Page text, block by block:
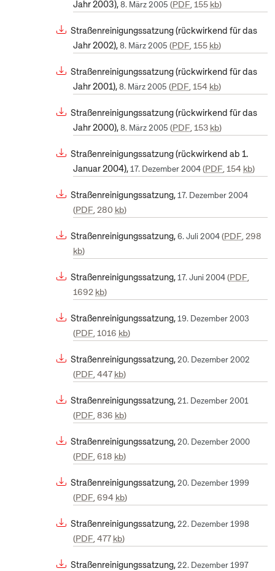
Jahr 2003),8. März 2005 PDF, 155 kb
Straßenreinigungssatzung (rückwirkend für das
Jahr 2002),8. März 2005 PDF, 155 kb
Straßenreinigungssatzung (rückwirkend für das
Jahr 2001),8. März 2005 PDF, 154 kb
Straßenreinigungssatzung (rückwirkend für das
Jahr 2000),8. März 2005 PDF, 153 kb
Straßenreinigungssatzung (rückwirkend ab 1.
Januar 2004),17. Dezember 2004 PDF, 154 kb
Straßenreinigungssatzung,17. Dezember 2004
PDF, 280 kb
Straßenreinigungssatzung,6. Juli 2004 PDF, 298
kb
Straßenreinigungssatzung,17. Juni 2004 PDF,
1692 kb
Straßenreinigungssatzung,19. Dezember 2003
PDF, 1016 kb
Straßenreinigungssatzung,20. Dezember 2002
PDF, 447 kb
Straßenreinigungssatzung,21. Dezember 2001
PDF, 836 kb
Straßenreinigungssatzung,20. Dezember 2000
PDF, 618 kb
Straßenreinigungssatzung,20. Dezember 1999
PDF, 694 kb
Straßenreinigungssatzung,22. Dezember 1998
PDF, 477 kb
Straßenreinigungssatzung,22. Dezember 1997